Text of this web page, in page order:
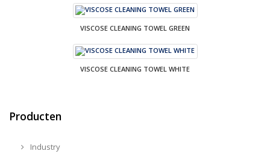
VISCOSE CLEANING TOWEL GREEN
VISCOSE CLEANING TOWEL WHITE
Producten
Industry